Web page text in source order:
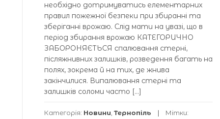
необхідно дотримуватись елементарних
правил пожежної безпеки при збиранні та
зберіганні врожаю. Слід мати на увазі, що в
період збирання врожаю КАТЕГОРИЧНО
ЗАБОРОНЯЄТЬСЯ спалювання стерні,
післяжнивних залишків, розведення багать на
полях, зокрема й на тих, де жнива
закінчилися. Випалювання стерні та
залишків соломи часто […]
Категорія: Новини Тернопіль Мітки: